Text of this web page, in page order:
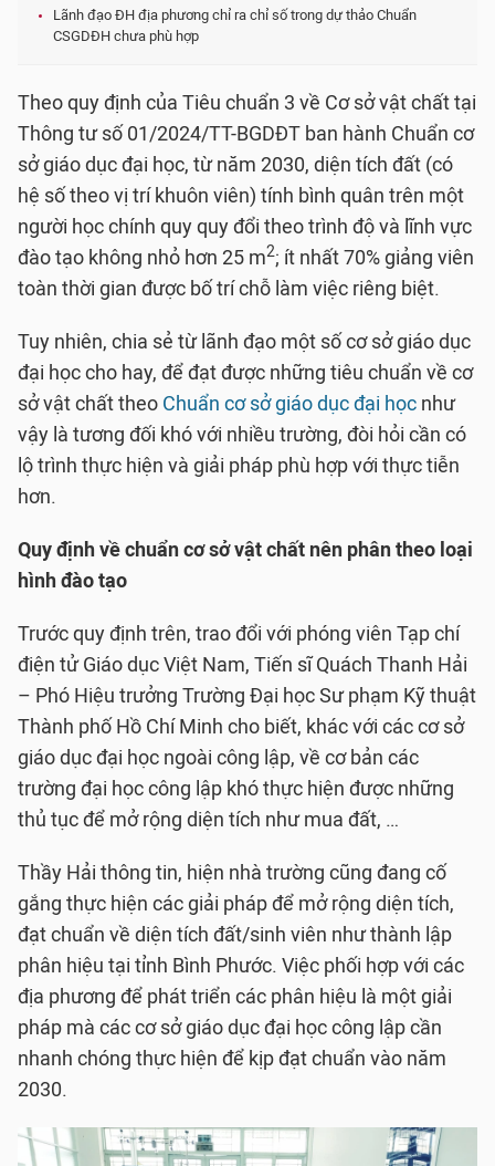
Lãnh đạo ĐH địa phương chỉ ra chỉ số trong dự thảo Chuẩn
CSGDĐH chưa phù hợp
Theo quy định của Tiêu chuẩn 3 về Cơ sở vật chất tại
Thông tư số 01/2024/TT-BGDĐT ban hành Chuẩn cơ
sở giáo dục đại học, từ năm 2030, diện tích đất (có
hệ số theo vị trí khuôn viên) tính bình quân trên một
người học chính quy quy đổi theo trình độ và lĩnh vực
đào tạo không nhỏ hơn 25 m2; ít nhất 70% giảng viên
toàn thời gian được bố trí chỗ làm việc riêng biệt.
Tuy nhiên, chia sẻ từ lãnh đạo một số cơ sở giáo dục
đại học cho hay, để đạt được những tiêu chuẩn về cơ
sở vật chất theo Chuẩn cơ sở giáo dục đại học như
vậy là tương đối khó với nhiều trường, đòi hỏi cần có
lộ trình thực hiện và giải pháp phù hợp với thực tiễn
hơn.
Quy định về chuẩn cơ sở vật chất nên phân theo loại
hình đào tạo
Trước quy định trên, trao đổi với phóng viên Tạp chí
điện tử Giáo dục Việt Nam, Tiến sĩ Quách Thanh Hải
– Phó Hiệu trưởng Trường Đại học Sư phạm Kỹ thuật
Thành phố Hồ Chí Minh cho biết, khác với các cơ sở
giáo dục đại học ngoài công lập, về cơ bản các
trường đại học công lập khó thực hiện được những
thủ tục để mở rộng diện tích như mua đất, …
Thầy Hải thông tin, hiện nhà trường cũng đang cố
gắng thực hiện các giải pháp để mở rộng diện tích,
đạt chuẩn về diện tích đất/sinh viên như thành lập
phân hiệu tại tỉnh Bình Phước. Việc phối hợp với các
địa phương để phát triển các phân hiệu là một giải
pháp mà các cơ sở giáo dục đại học công lập cần
nhanh chóng thực hiện để kịp đạt chuẩn vào năm
2030.